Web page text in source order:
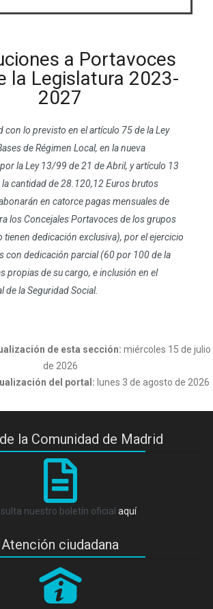
a Portavoces
la Legislatura 2023-
2027
lo previsto en el artículo 75 de la Ley
de Régimen Local, en la nueva
la Ley 13/99 de 21 de Abril, y artículo 13
la cantidad de 28.120,12 Euros brutos
en catorce pagas mensuales de
los Concejales Portavoces de los grupos
tienen dedicación exclusiva), por el ejercicio
con dedicación parcial (60 por 100 de la
propias de su cargo, e inclusión en el
de la Seguridad Social.
de esta sección: miércoles 15 de julio
de 2026
del portal: lunes 3 de agosto de 2026
la Comunidad de Madrid
nuestro boletín oficial aquí
Atención ciudadana
P